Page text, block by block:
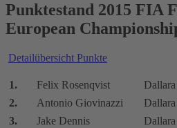
Punktestand 2015 FIA
European
Detailübersicht Punkte
1. Felix Rosenqvist
2.
Antonio Giovinazzi
3.
Jake Dennis